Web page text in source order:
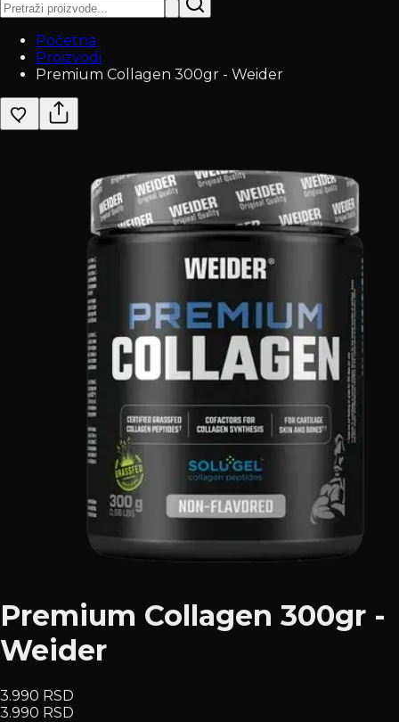
Početna
Proizvodi
Premium Collagen 300gr - Weider
Premium Collagen 300gr -
Weider
3.990 RSD
3.990 RSD